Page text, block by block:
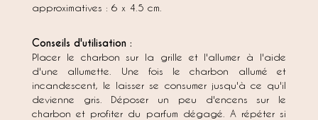
approximatives : 6 x 4.5 cm.
Conseils d'utilisation :
Placer le charbon sur la grille et l'allumer à l'aide
d'une allumette. Une fois le charbon allumé et
incandescent, le laisser se consumer jusqu'à ce qu'il
devienne gris. Déposer un peu d'encens sur le
charbon et profiter du parfum dégagé. A répéter si